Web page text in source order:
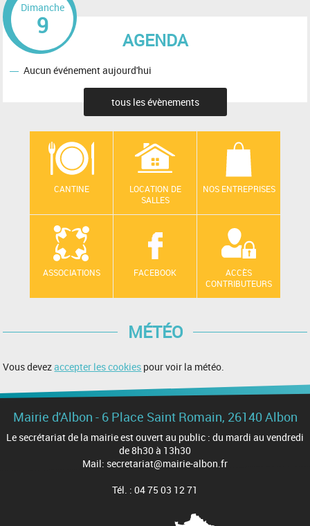
AGENDA
Dimanche
9
Aucun événement aujourd'hui
tous les évènements
CANTINE
LOCATION DE
SALLES
NOS ENTREPRISES
ASSOCIATIONS FACEBOOK
ACCÈS
CONTRIBUTEURS
MÉTÉO
Vous devezaccepter les cookies pour voir la météo.
Mairie d'Albon - 6 Place Saint Romain, 26140 Albon
Le secrétariat de la mairie est ouvert au public : du mardi au vendredi
de 8h30 à 13h30
Mail: secretariat@mairie-albon.fr
Tél. : 04 75 03 12 71